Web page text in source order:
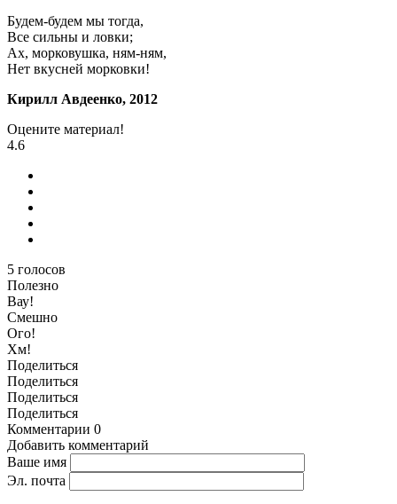
Будем-будем мы тогда,
Все сильны и ловки;
Ах, морковушка, ням-ням,
Нет вкусней морковки!
Кирилл Авдеенко, 2012
Оцените материал!
4.6
5 голосов
Полезно
Вау!
Смешно
Ого!
Хм!
Поделиться
Поделиться
Поделиться
Поделиться
Комментарии 0
Добавить комментарий
Ваше имя
Эл. почта